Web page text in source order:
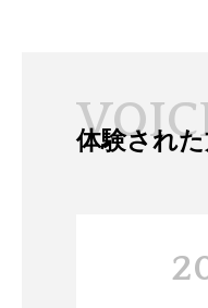
体験され
VOIC